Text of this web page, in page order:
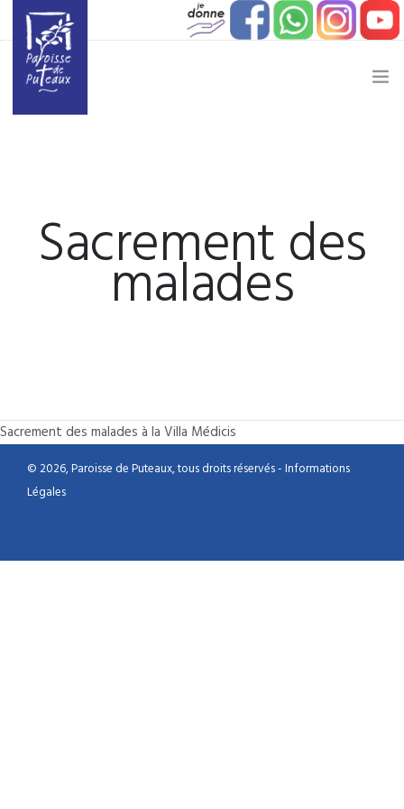
JEUNESSE
ETAPES DE VIE
VIE PAROISSIALE
Sacrement des
malades
Sacrement des malades à la Villa Médicis
© 2026, Paroisse de Puteaux, tous droits réservés -Informations
Légales